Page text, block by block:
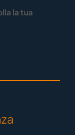
la tua